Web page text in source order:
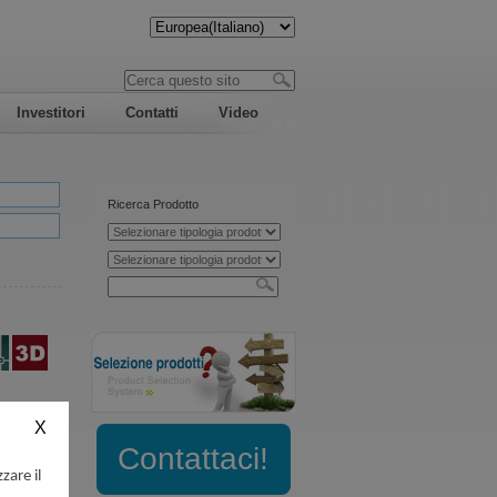
Investitori Contatti Video
Ricerca Prodotto
Contattaci!
il